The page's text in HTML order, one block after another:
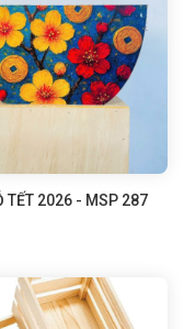
TẾT 2026 - MSP 287